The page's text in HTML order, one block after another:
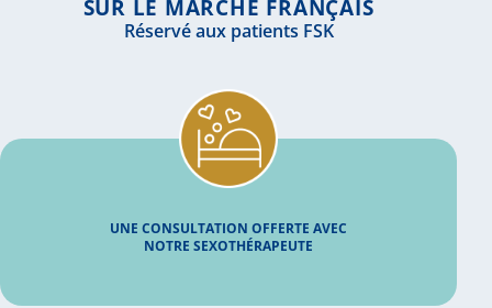
SUR LE MARCHÉ FRANÇAIS
Réservé aux patients FSK
UNE CONSULTATION OFFERTE AVEC
NOTRE SEXOTHÉRAPEUTE